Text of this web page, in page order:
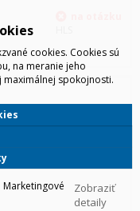
cookies. Cookies sú
na meranie jeho
maximálnej spokojnosti.
Marketingové
Zobraziť
detaily